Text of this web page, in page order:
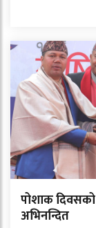
पोशाक
अभिनन्दित